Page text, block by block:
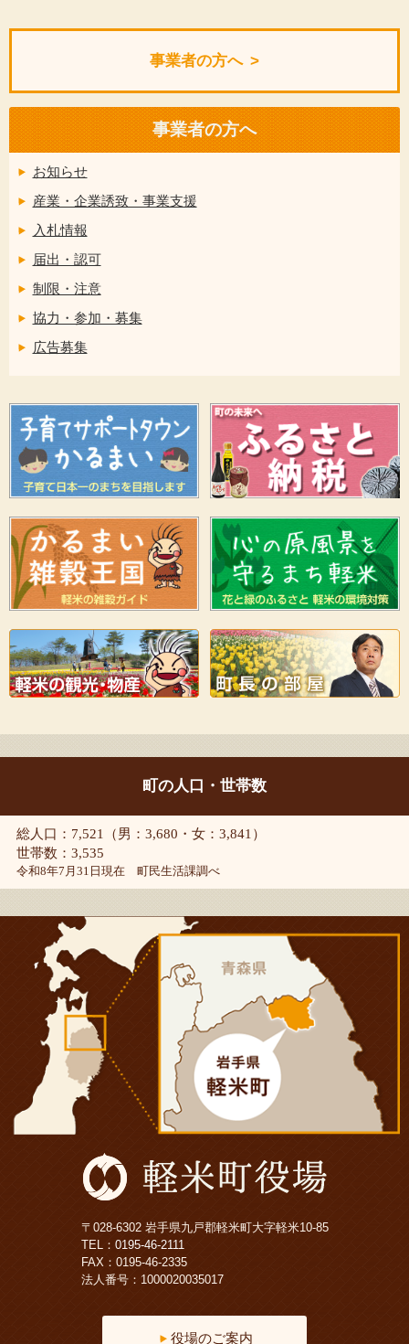
事業者の方へ
事業者の方へ
お知らせ
産業・企業誘致・事業支援
入札情報
届出・認可
制限・注意
協力・参加・募集
広告募集
町の人口・世帯数
総人口：7,521（男：3,680・女：3,841）
世帯数：3,535
令和8年7月31日現在 町民生活課調べ
〒028-6302 岩手県九戸郡軽米町大字軽米10-85
TEL： 0195-46-2111
FAX：0195-46-2335
法人番号：1000020035017
役場のご案内